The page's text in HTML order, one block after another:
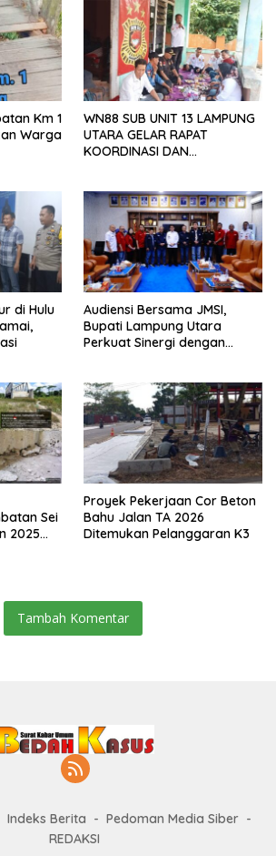
Km 1
Warga
WN88 SUB UNIT 13 LAMPUNG
UTARA GELAR RAPAT
KOORDINASI DAN
di Hulu
Audiensi Bersama JMSI,
Bupati Lampung Utara
Perkuat Sinergi dengan
Sei
2025
Proyek Pekerjaan Cor Beton
Bahu Jalan TA 2026
Ditemukan Pelanggaran K3
Tambah Komentar
Indeks Berita
Pedoman Media Siber
REDAKSI